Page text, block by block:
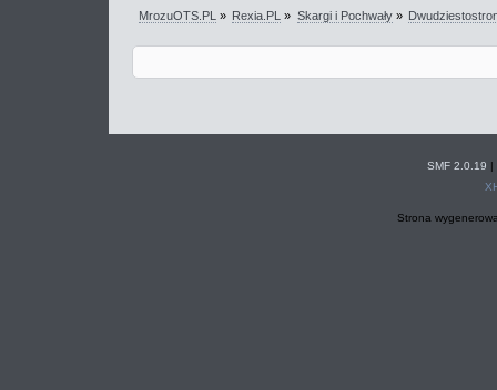
MrozuOTS.PL » Rexia.PL » Skargi i Pochwały»
SMF 2.0.19 |
Strona